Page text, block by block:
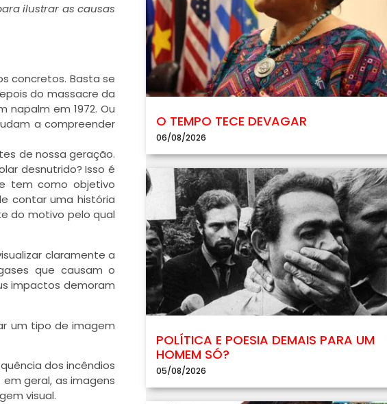
ilustrar as causas
concretos. Basta se
do massacre da
napalm em 1972. Ou
a compreender
de nossa geração.
desnutrido? Isso é
tem como objetivo
contar uma história
do motivo pelo qual
claramente a
que causam o
impactos demoram
um tipo de imagem
dos incêndios
geral, as imagens
visual.
O TEMPO TECE DEVAGAR
06/08/2026
POLÍTICA E POESIA DEMAIS PARA UM
HOMEM SÓ?
05/08/2026